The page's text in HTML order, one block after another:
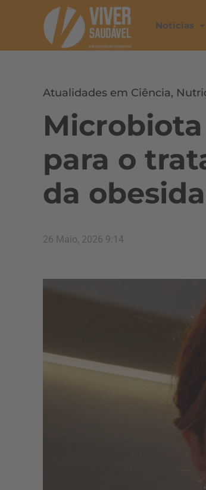
Notícias
Atualidades em Ciência,
para o
da
26 Maio, 2026 9:14